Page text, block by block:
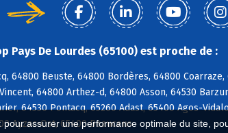
assurer une performance optimale du site,
Pays De Lourdes (65100) est proche de :
64800 Beuste, 64800 Bordères, 64800
64800 Arthez-d, 64800 Asson, 64530
64530 Pontacq, 65260 Adast, 65400 Agos-
Ayzac-Ost, 65400 Beaucens